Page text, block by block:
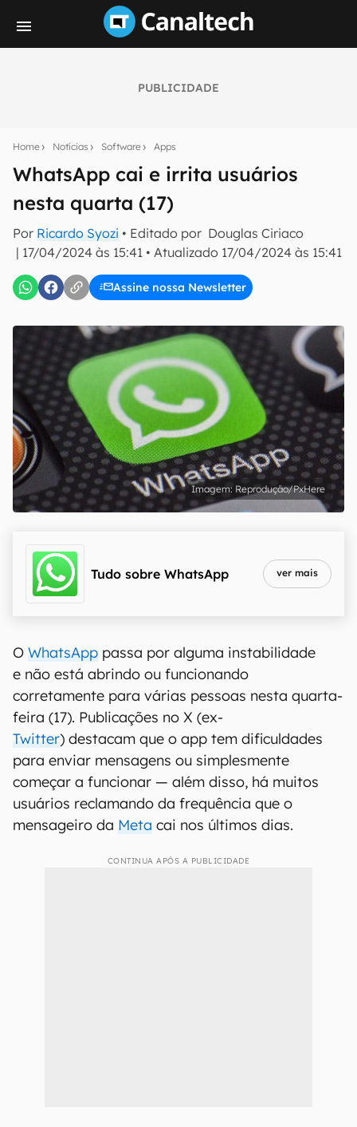
PUBLICIDADE
Home Notícias Software Apps
WhatsApp cai e irrita usuários
nesta quarta (17)
Por Ricardo Syozi • Editado por Douglas Ciriaco
| 17/04/2024 às 15:41 • Atualizado 17/04/2024 às 15:41
Assine nossa Newsletter
notícias e reviews sobre tecnologia em primeira
mão.
E-mail
Uso e Política de Privacidade do Canaltech.
Reprodução/PxHere
Tudo sobre WhatsApp ver mais
O WhatsApp passa por alguma instabilidade
e não está abrindo ou funcionando
corretamente para várias pessoas nesta quarta-
feira (17). Publicações no X (ex-
Twitter) destacam que o app tem dificuldades
para enviar mensagens ou simplesmente
começar a funcionar — além disso, há muitos
usuários reclamando da frequência que o
mensageiro da Meta cai nos últimos dias.
CONTINUA APÓS A PUBLICIDADE